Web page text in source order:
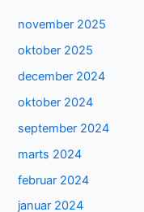
november 2025
oktober 2025
december 2024
oktober 2024
september 2024
marts 2024
februar 2024
januar 2024